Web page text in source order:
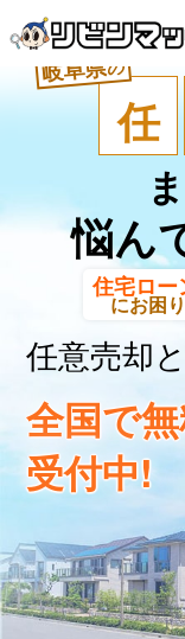
岐阜県の
任
悩ん
住宅ロー
にお困
任意売却
全国で
受付中!